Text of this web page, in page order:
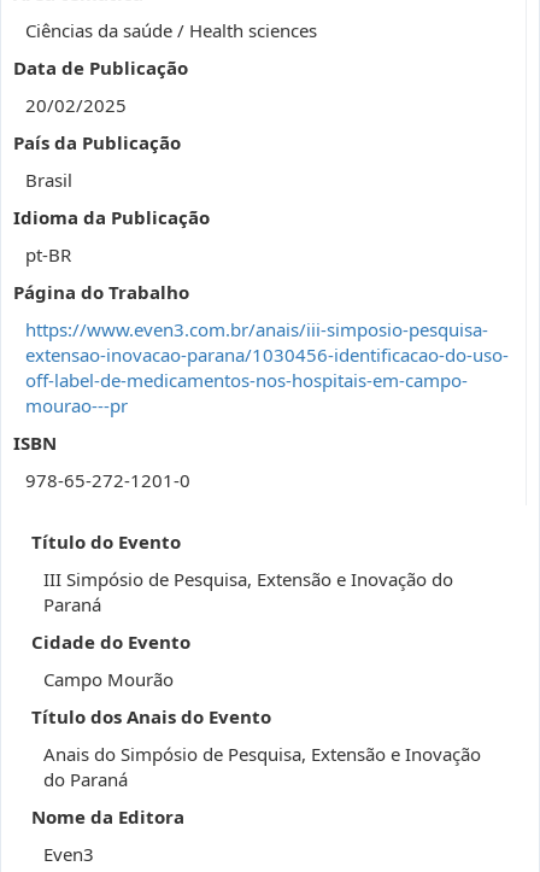
Ciências da saúde / Health sciences
Data de Publicação
20/02/2025
País da Publicação
Brasil
Idioma da Publicação
pt-BR
Página do Trabalho
https://www.even3.com.br/anais/iii-simposio-pesquisa-
extensao-inovacao-parana/1030456-identificacao-do-uso-
off-label-de-medicamentos-nos-hospitais-em-campo-
mourao---pr
ISBN
978-65-272-1201-0
Título do Evento
III Simpósio de Pesquisa, Extensão e Inovação do
Paraná
Cidade do Evento
Campo Mourão
Título dos Anais do Evento
Anais do Simpósio de Pesquisa, Extensão e Inovação
do Paraná
Nome da Editora
Even3